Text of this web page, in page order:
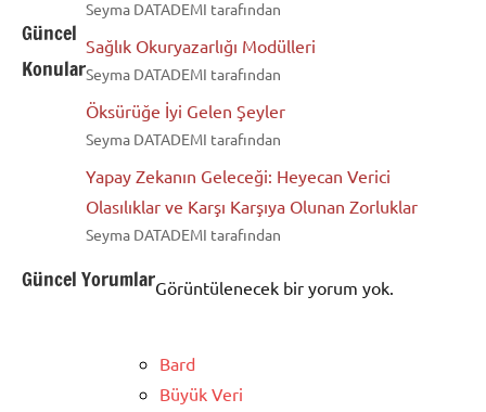
Güncel
Konular
Seyma DATADEMI tarafından
Sağlık Okuryazarlığı Modülleri
Seyma DATADEMI tarafından
Öksürüğe İyi Gelen Şeyler
Seyma DATADEMI tarafından
Yapay Zekanın Geleceği: Heyecan Verici
Olasılıklar ve Karşı Karşıya Olunan Zorluklar
Seyma DATADEMI tarafından
Güncel YorumlarGörüntülenecek bir yorum yok.
Bard
Büyük Veri